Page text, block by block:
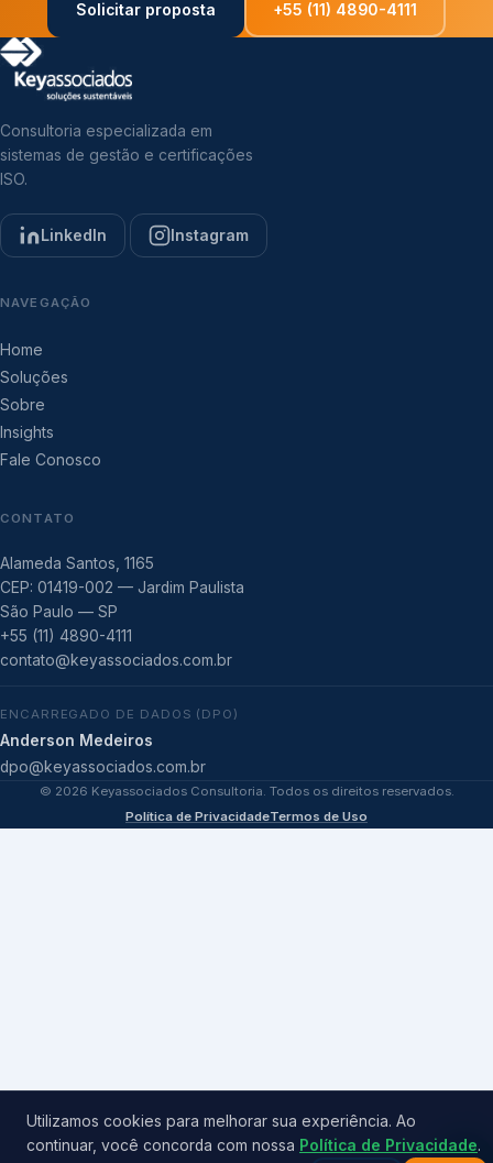
Solicitar proposta +55 (11) 4890-4111
Consultoria especializada em
sistemas de gestão e certificações
ISO.
LinkedIn Instagram
NAVEGAÇÃO
Home
Soluções
Sobre
Insights
Fale Conosco
CONTATO
Alameda Santos, 1165
CEP: 01419-002 — Jardim Paulista
São Paulo — SP
+55 (11) 4890-4111
contato@keyassociados.com.br
ENCARREGADO DE DADOS (DPO)
Anderson Medeiros
dpo@keyassociados.com.br
© 2026 Keyassociados Consultoria. Todos os direitos reservados.
Política de PrivacidadeTermos de Uso
Utilizamos cookies para melhorar sua experiência. Ao
continuar, você concorda com nossa Política de Privacidade.